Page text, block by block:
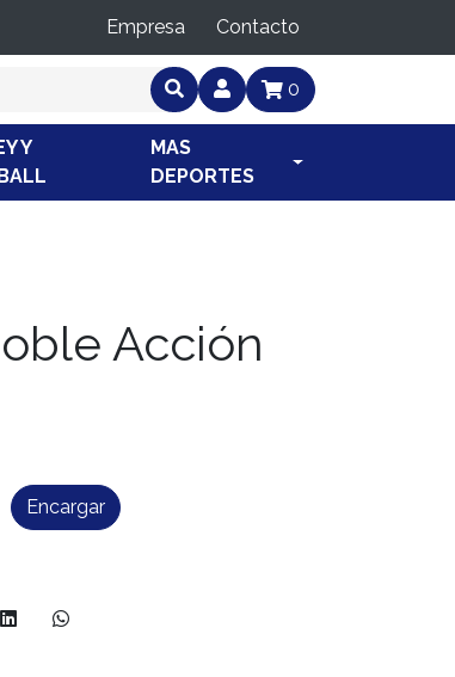
Empresa Contacto
0
Y
MAS
DEPORTES
Acción
Encargar